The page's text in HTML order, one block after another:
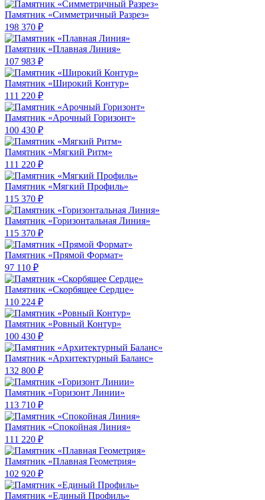
Памятник «Симметричный Разрез»
198 370 ₽
Памятник «Плавная Линия»
107 983 ₽
Памятник «Широкий Контур»
111 220 ₽
Памятник «Арочный Горизонт»
100 430 ₽
Памятник «Мягкий Ритм»
111 220 ₽
Памятник «Мягкий Профиль»
115 370 ₽
Памятник «Горизонтальная Линия»
115 370 ₽
Памятник «Прямой Формат»
97 110 ₽
Памятник «Скорбящее Сердце»
110 224 ₽
Памятник «Ровный Контур»
100 430 ₽
Памятник «Архитектурный Баланс»
132 800 ₽
Памятник «Горизонт Линии»
113 710 ₽
Памятник «Спокойная Линия»
111 220 ₽
Памятник «Плавная Геометрия»
102 920 ₽
Памятник «Единый Профиль»